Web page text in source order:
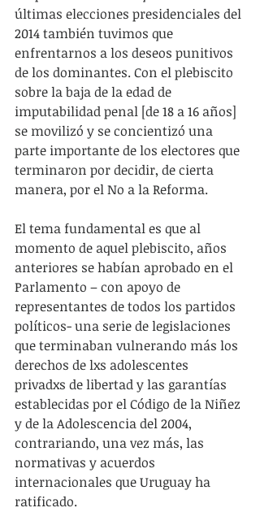
últimas elecciones presidenciales del
2014 también tuvimos que
enfrentarnos a los deseos punitivos
de los dominantes. Con el plebiscito
sobre la baja de la edad de
imputabilidad penal [de 18 a 16 años]
se movilizó y se concientizó una
parte importante de los electores que
terminaron por decidir, de cierta
manera, por el No a la Reforma.
El tema fundamental es que al
momento de aquel plebiscito, años
anteriores se habían aprobado en el
Parlamento – con apoyo de
representantes de todos los partidos
políticos- una serie de legislaciones
que terminaban vulnerando más los
derechos de lxs adolescentes
privadxs de libertad y las garantías
establecidas por el Código de la Niñez
y de la Adolescencia del 2004,
contrariando, una vez más, las
normativas y acuerdos
internacionales que Uruguay ha
ratificado.